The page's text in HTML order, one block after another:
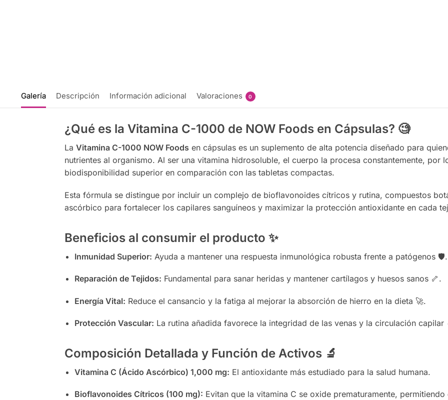
Galería Descripción Información adicional Valoraciones 0
¿Qué es la Vitamina C-1000 de NOW Foods en Cápsulas? 🧐
La Vitamina C-1000 NOW Foods en cápsulas es un suplemento de alta potencia diseñado para
nutrientes al organismo. Al ser una vitamina hidrosoluble, el cuerpo la procesa constantemente, por
biodisponibilidad superior en comparación con las tabletas compactas.
Esta fórmula se distingue por incluir un complejo de bioflavonoides cítricos y rutina, compuestos
ascórbico para fortalecer los capilares sanguíneos y maximizar la protección antioxidante en cada
Beneficios al consumir el producto ✨
Inmunidad Superior: Ayuda a mantener una respuesta inmunológica robusta frente a patógenos 🛡️.
Reparación de Tejidos: Fundamental para sanar heridas y mantener cartílagos y huesos sanos 🦴.
Energía Vital: Reduce el cansancio y la fatiga al mejorar la absorción de hierro en la dieta 🚀.
Protección Vascular: La rutina añadida favorece la integridad de las venas y la circulación capilar
Composición Detallada y Función de Activos🔬
Vitamina C (Ácido Ascórbico) 1,000 mg: El antioxidante más estudiado para la salud humana.
Bioflavonoides Cítricos (100 mg): Evitan que la vitamina C se oxide prematuramente,